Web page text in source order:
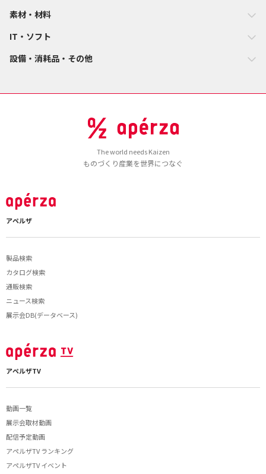
素材・材料
IT・ソフト
設備・消耗品・その他
The world needs Kaizen
ものづくり産業を世界につなぐ
アペルザ
製品検索
カタログ検索
通販検索
ニュース検索
展示会DB(データベース)
アペルザTV
動画一覧
展示会取材動画
配信予定動画
アペルザTV ランキング
アペルザTV イベント